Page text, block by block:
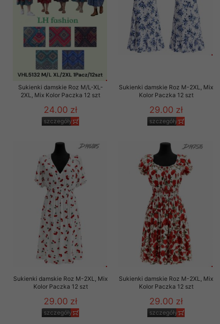
Sukienki damskie Roz M/L-XL-
2XL, Mix Kolor Paczka 12 szt
24.00 zł
szczegóły
Sukienki damskie Roz M-2XL, Mix
Kolor Paczka 12 szt
29.00 zł
szczegóły
Sukienki damskie Roz M-2XL, Mix
Kolor Paczka 12 szt
29.00 zł
szczegóły
Sukienki damskie Roz M-2XL, Mix
Kolor Paczka 12 szt
29.00 zł
szczegóły